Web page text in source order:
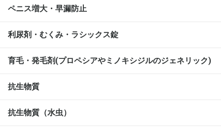
ペニス増大・早漏防止
利尿剤・むくみ・ラシックス錠
育毛・発毛剤(プロペシアやミノキシジルのジェネリック)
抗生物質
抗生物質（水虫）